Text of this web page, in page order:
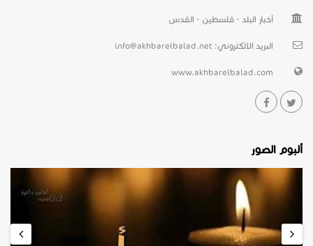
أخبار البلد - فلسطين - القدس
البريد الالكتروني: info@akhbarelbalad.net
www.akhbarelbalad.com
ألبوم الصور